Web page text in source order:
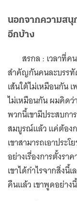
นอกจากความสนุ
อีกบ้าง
สรกล : เวลาที่ค
สำคัญกันคนละบรรทั
เส้นใต้ไม่เหมือนกัน
ไม่เหมือนกัน ผมคิดว่
พวกนี้เขามีประสบกา
สมบูรณ์แล้ว แค่ต้องก
เขาสามารถเอาประ
อย่างเรื่องการตั้งรา
เขาได้กำไรจากสิ่งนี้
คืนแล้ว เขาพูดอย่าง